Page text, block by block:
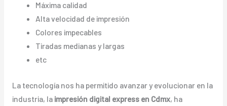
Máxima calidad
Alta velocidad de impresión
Colores impecables
Tiradas medianas y largas
etc
La tecnología nos ha permitido avanzar y evolucionar en la
industria, la impresión digital express en Cdmx, ha